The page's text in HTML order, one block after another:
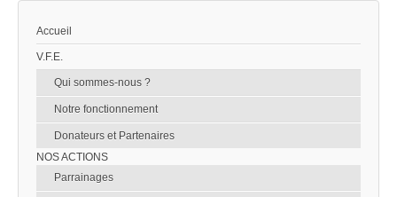
Accueil
V.F.E.
Qui sommes-nous ?
Notre fonctionnement
Donateurs et Partenaires
NOS ACTIONS
Parrainages